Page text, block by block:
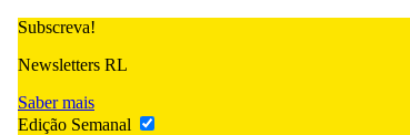
Subscreva!
Newsletters RL
Saber mais
Edição Semanal